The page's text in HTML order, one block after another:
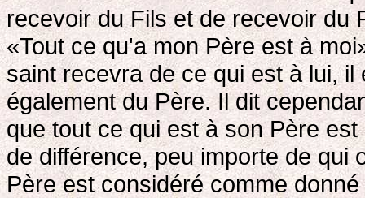
recevoir du Fils et de recevoir du
«Tout ce qu'a mon Père est à
saint recevra de ce qui est à lui,
également du Père. Il dit
que tout ce qui est à son Père
de différence, peu importe de qui
Père est considéré comme